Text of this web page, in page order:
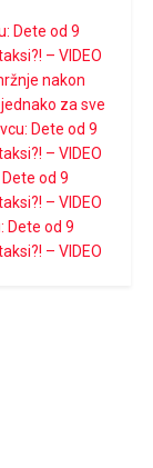
Dete od 9
– VIDEO
nakon
za sve
Dete od 9
– VIDEO
od 9
– VIDEO
Dete od 9
– VIDEO